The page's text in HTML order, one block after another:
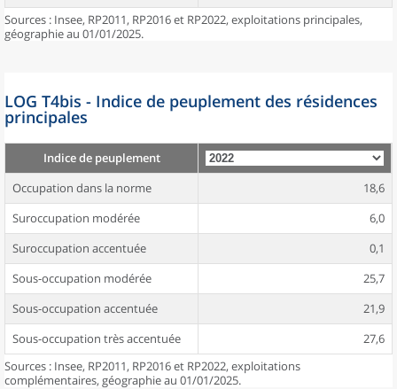
Sources : Insee, RP2011, RP2016 et RP2022, exploitations principales,
géographie au 01/01/2025.
LOG T4bis - Indice de peuplement des résidences
principales
Indice de peuplement
Occupation dans la norme
18,6
Suroccupation modérée
6,0
Suroccupation accentuée
0,1
Sous-occupation modérée
25,7
Sous-occupation accentuée
21,9
Sous-occupation très accentuée
27,6
Sources : Insee, RP2011, RP2016 et RP2022, exploitations
complémentaires, géographie au 01/01/2025.